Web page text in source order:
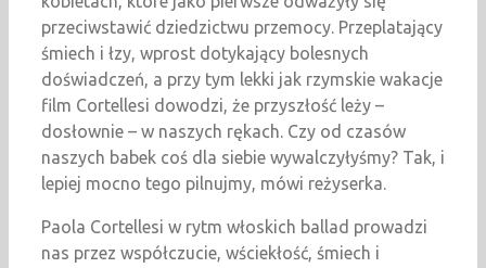
przeciwstawić dziedzictwu przemocy. Przeplatający
śmiech i łzy, wprost dotykający bolesnych
doświadczeń, a przy tym lekki jak rzymskie wakacje
film Cortellesi dowodzi, że przyszłość leży –
dosłownie – w naszych rękach. Czy od czasów
naszych babek coś dla siebie wywalczyłyśmy? Tak, i
lepiej mocno tego pilnujmy, mówi reżyserka.
Paola Cortellesi w rytm włoskich ballad prowadzi
nas przez współczucie, wściekłość, śmiech i